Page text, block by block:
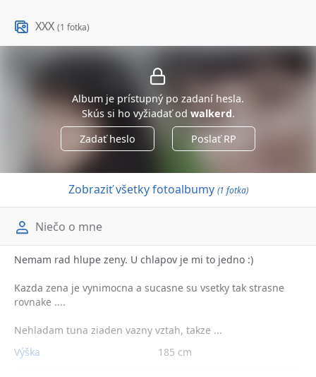
XXX(1 fotka)
Album je prístupný po zadaní hesla.
Skús si ho vyžiadať od walkerd.
Zadať heslo
Poslať RP
Zobraziť všetky fotoalbumy (1 fotka)
Niečo o mne
Nemam rad hlupe zeny. U chlapov je mi to jedno :)
Kazda zena je vynimocna a sucasne su vsetky tak strasne
rovnake ....
Nehladam tuna ziaden vazny vztah, takze ...
Výška
185 cm